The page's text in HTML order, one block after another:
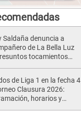
Saldaña denuncia a
de La Bella Luz
tocamientos
de Liga 1 en la fecha 4
Clausura 2026:
horarios y